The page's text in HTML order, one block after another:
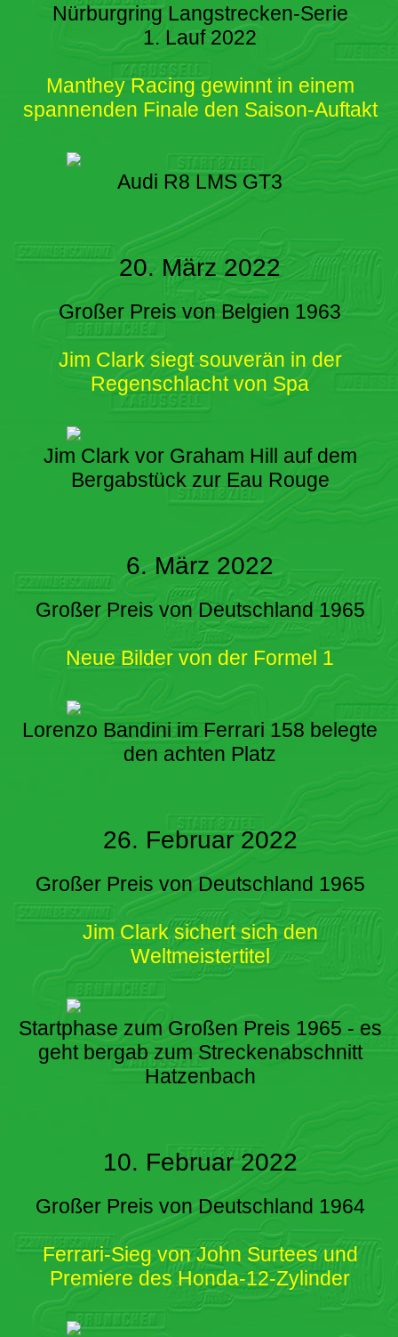
Nürburgring Langstrecken-Serie
1. Lauf 2022
Manthey Racing gewinnt in einem
spannenden Finale den Saison-Auftakt
Audi R8 LMS GT3
20. März 2022
Großer Preis von Belgien 1963
Jim Clark siegt souverän in der
Regenschlacht von Spa
Jim Clark vor Graham Hill auf dem
Bergabstück zur Eau Rouge
6. März 2022
Großer Preis von Deutschland 1965
Neue Bilder von der Formel 1
Lorenzo Bandini im Ferrari 158 belegte
den achten Platz
26. Februar 2022
Großer Preis von Deutschland 1965
Jim Clark sichert sich den
Weltmeistertitel
Startphase zum Großen Preis 1965 - es
geht bergab zum Streckenabschnitt
Hatzenbach
10. Februar 2022
Großer Preis von Deutschland 1964
Ferrari-Sieg von John Surtees und
Premiere des Honda-12-Zylinder